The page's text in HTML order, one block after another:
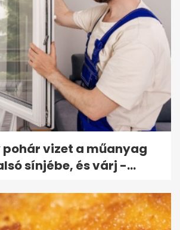
pohár vizet a műanyag
sínjébe, és várj -...